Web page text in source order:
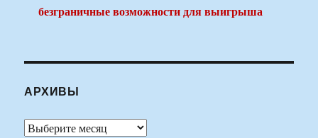
безграничные возможности для выигрыша
АРХИВЫ
Архивы